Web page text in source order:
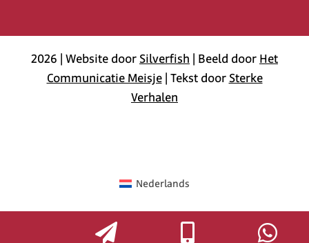
2026 | Website doorSilverfish | Beeld doorHet
Communicatie Meisje| Tekst doorSterke
Verhalen
Nederlands